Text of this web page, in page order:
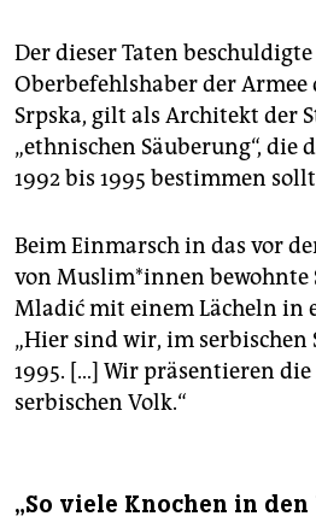
Der dieser Taten
Oberbefehlshaber der Armee
Srpska, gilt als Architekt der
„ethnischen Säuberung“, die
1992 bis 1995 bestimmen
Beim Einmarsch in das vor
von Mus­li­m*in­nen bewohnte
Mladić mit einem Lächeln in
„Hier sind wir, im serbischen
1995. […] Wir präsentieren
serbischen Volk.“
„So viele Knochen in den